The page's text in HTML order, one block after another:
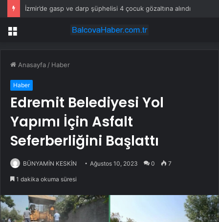
İzmir’de gasp ve darp şüphelisi 4 çocuk gözaltına alındı
Menü
Anasayfa / Haber
Haber
Edremit Belediyesi Yol
Yapımı İçin Asfalt
Seferberliğini Başlattı
BÜNYAMİN KESKİN Ağustos 10, 2023 0 7
1 dakika okuma süresi